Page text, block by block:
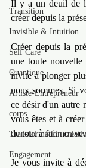
Transition
Invisible & Intuition
Self Care
Quantique
Artiste-Entrepreneur
corps
Transformation
Engagement
Il y a un deuil de
créer depuis la
Créer depuis la
une toute
invite à plonger
nous sommes. Si
ce désir d'un autre
vous êtes et à
de tout à fait
Je vous invite à